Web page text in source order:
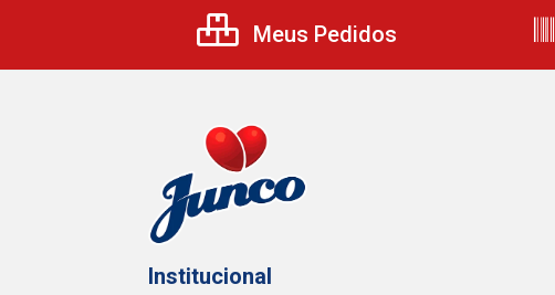
Meus Pedidos
Institucional